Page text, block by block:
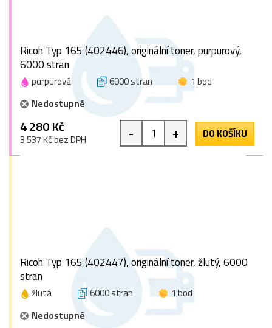
Ricoh Typ 165 (402446), originální toner, purpurový,
6000 stran
purpurová 6000 stran
1 bod
Nedostupné
4 280 Kč
3 537 Kč bez DPH - + DO KOŠÍKU
Ricoh Typ 165 (402447), originální toner, žlutý, 6000
stran
žlutá 6000 stran
1 bod
Nedostupné